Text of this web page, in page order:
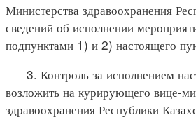
Министерства здравоохранения
сведений об исполнении
подпунктами 1) и 2) настоящего
3. Контроль за исполнением
возложить на курирующего вице-
здравоохранения Республики